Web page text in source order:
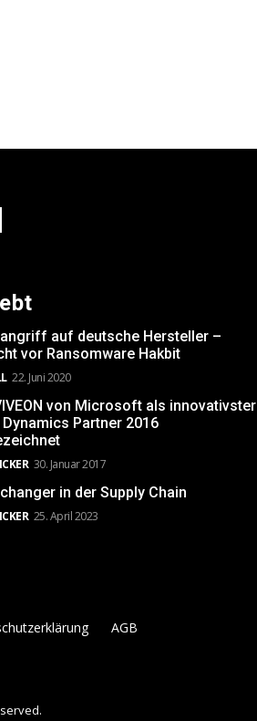
auf deutsche Hersteller –
vor Ransomware Hakbit
22. Juni 2020
von Microsoft als innovativster
Dynamics Partner 2016
30. Januar 2017
in der Supply Chain
25. April 2023
AGB